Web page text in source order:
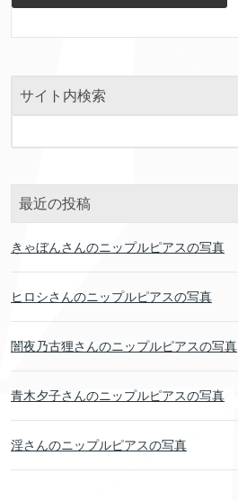
サイト内検索
最近の投稿
きゃぼんさんのニップルピアスの写真
ヒロシさんのニップルピアスの写真
闇夜乃古狸さんのニップルピアスの写真
青木夕子さんのニップルピアスの写真
淫さんのニップルピアスの写真